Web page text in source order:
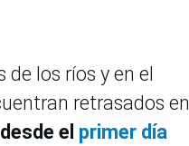
los ríos y en el
retrasados en
el primer día